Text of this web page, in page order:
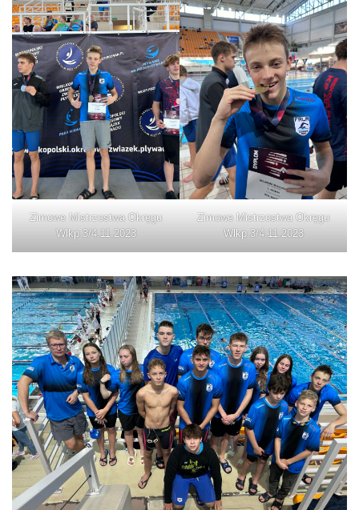
Zimowe Mistrzostwa Okręgu
Wlkp 3/4.11.2023
Zimowe Mistrzostwa Okręgu
Wlkp 3/4.11.2023